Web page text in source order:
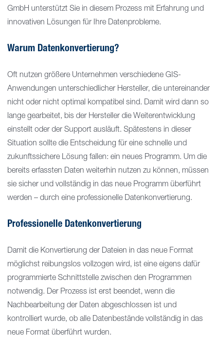
GmbH unterstützt Sie in diesem Prozess mit Erfahrung und
innovativen Lösungen für Ihre Datenprobleme.
Warum Datenkonvertierung?
Oft nutzen größere Unternehmen verschiedene GIS-
Anwendungen unterschiedlicher Hersteller, die untereinander
nicht oder nicht optimal kompatibel sind. Damit wird dann so
lange gearbeitet, bis der Hersteller die Weiterentwicklung
einstellt oder der Support ausläuft. Spätestens in dieser
Situation sollte die Entscheidung für eine schnelle und
zukunftssichere Lösung fallen: ein neues Programm. Um die
bereits erfassten Daten weiterhin nutzen zu können, müssen
sie sicher und vollständig in das neue Programm überführt
werden – durch eine professionelle Datenkonvertierung.
Professionelle Datenkonvertierung
Damit die Konvertierung der Dateien in das neue Format
möglichst reibungslos vollzogen wird, ist eine eigens dafür
programmierte Schnittstelle zwischen den Programmen
notwendig. Der Prozess ist erst beendet, wenn die
Nachbearbeitung der Daten abgeschlossen ist und
kontrolliert wurde, ob alle Datenbestände vollständig in das
neue Format überführt wurden.